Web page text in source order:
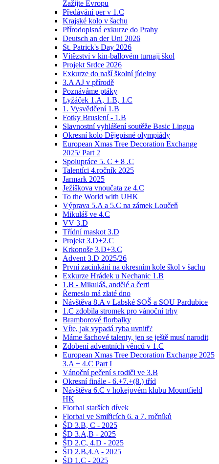
Zažijte Evropu
Předávání per v 1.C
Krajské kolo v šachu
Přírodopisná exkurze do Prahy
Deutsch an der Uni 2026
St. Patrick's Day 2026
Vítězství v kin-ballovém turnaji škol
Projekt Srdce 2026
Exkurze do naší školní jídelny
3.A AJ v přírodě
Poznáváme ptáky
Lyžáček 1.A, 1.B, 1.C
1. Vysvědčení 1.B
Fotky Bruslení - 1.B
Slavnostní vyhlášení soutěže Basic Lingua
Okresní kolo Dějepisné olympiády
European Xmas Tree Decoration Exchange
2025/ Part 2
Spolupráce 5. C + 8 .C
Talentíci 4.ročník 2025
Jarmark 2025
Ježíškova vnoučata ze 4.C
To the World with UHK
Výprava 5.A a 5.C na zámek Loučeň
Mikuláš ve 4.C
VV 3.D
Třídní maskot 3.D
Projekt 3.D+2.C
Krkonoše 3.D+3.C
Advent 3.D 2025/26
První zacinkání na okresním kole škol v šachu
Exkurze Hrádek u Nechanic 1.B
1.B - Mikuláš, andělé a čerti
Řemeslo má zlaté dno
Návštěva 8.A v Labské SOŠ a SOU Pardubice
1.C zdobila stromek pro vánoční trhy
Bramborové florbalky
Víte, jak vypadá ryba uvnitř?
Máme šachové talenty, jen se ještě musí narodit
Zdobení adventních věnců v 1.C
European Xmas Tree Decoration Exchange 2025
3.A + 4.C Part I
Vánoční pečení s rodiči ve 3.B
Okresní finále - 6.+7.+(8.) tříd
Návštěva 6.C v hokejovém klubu Mountfield
HK
Florbal starších dívek
Florbal ve Smiřicích 6. a 7. ročníků
ŠD 3.B, C - 2025
ŠD 3.A,B - 2025
ŠD 2.C, 4.D - 2025
ŠD 2.B,4.A - 2025
ŠD 1.C - 2025